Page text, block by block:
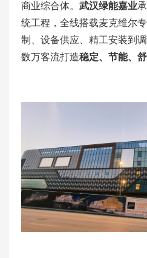
商业综合体。 武汉绿能嘉业
统工程，全线搭载麦克维尔
制、设备供应、精工安装到
数万客流打造稳定、节能、